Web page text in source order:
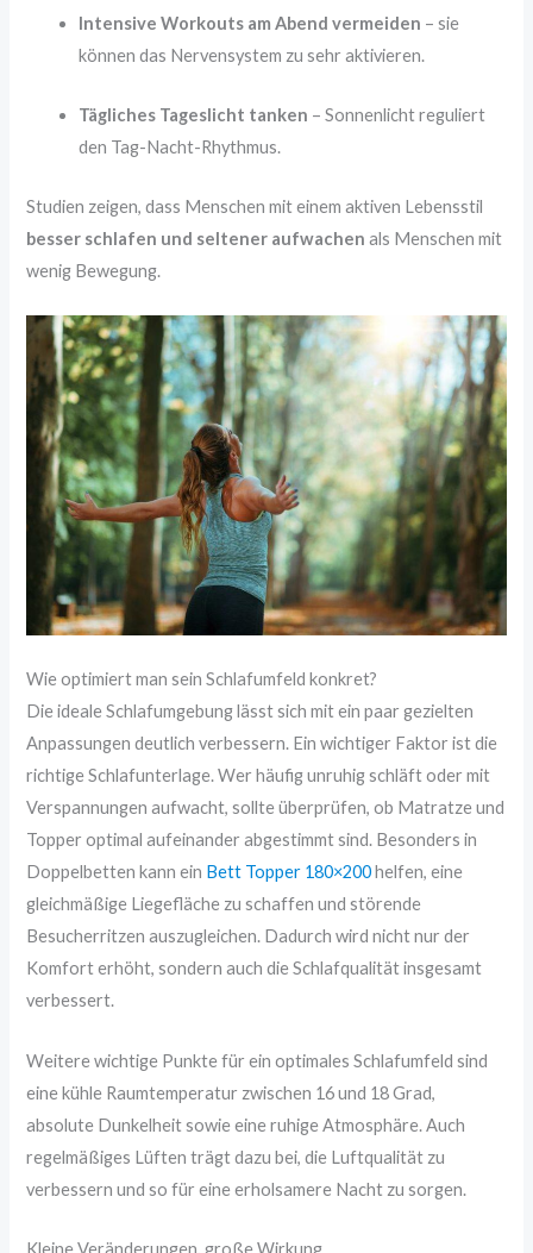
Intensive Workouts am Abend vermeiden – sie
können das Nervensystem zu sehr aktivieren.
Tägliches Tageslicht tanken – Sonnenlicht reguliert
den Tag-Nacht-Rhythmus.
Studien zeigen, dass Menschen mit einem aktiven Lebensstil
besser schlafen und seltener aufwachen als Menschen mit
wenig Bewegung.
Wie optimiert man sein Schlafumfeld konkret?
Die ideale Schlafumgebung lässt sich mit ein paar gezielten
Anpassungen deutlich verbessern. Ein wichtiger Faktor ist die
richtige Schlafunterlage. Wer häufig unruhig schläft oder mit
Verspannungen aufwacht, sollte überprüfen, ob Matratze und
Topper optimal aufeinander abgestimmt sind. Besonders in
Doppelbetten kann ein Bett Topper 180×200helfen, eine
gleichmäßige Liegefläche zu schaffen und störende
Besucherritzen auszugleichen. Dadurch wird nicht nur der
Komfort erhöht, sondern auch die Schlafqualität insgesamt
verbessert.
Weitere wichtige Punkte für ein optimales Schlafumfeld sind
eine kühle Raumtemperatur zwischen 16 und 18 Grad,
absolute Dunkelheit sowie eine ruhige Atmosphäre. Auch
regelmäßiges Lüften trägt dazu bei, die Luftqualität zu
verbessern und so für eine erholsamere Nacht zu sorgen.
Kleine Veränderungen, große Wirkung